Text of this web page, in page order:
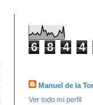
6 8 4 4
Manuel de la
Ver todo mi perfil